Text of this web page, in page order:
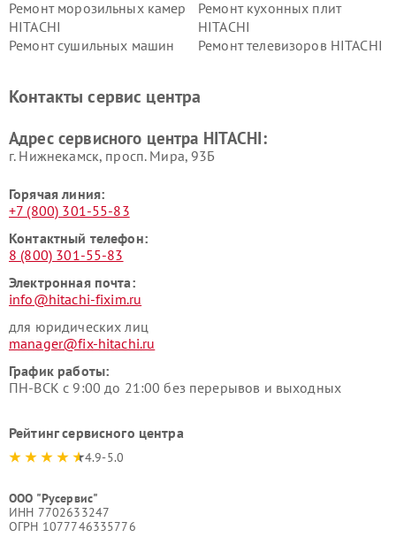
Ремонт морозильных камер
HITACHI
Ремонт кухонных плит
HITACHI
Ремонт сушильных машин
Ремонт телевизоров HITACHI
данных HITACHI
HITACHI
HITACHI
HITACHI
Контакты сервис центра
Адрес сервисного центра HITACHI:
г. Нижнекамск, просп. Мира, 93Б
Горячая линия:
+7 (800) 301-55-83
Контактный телефон:
8 (800) 301-55-83
Электронная почта:
info@hitachi-fixim.ru
для юридических лиц
manager@fix-hitachi.ru
График работы:
ПН-ВСК с 9:00 до 21:00 без перерывов и выходных
Рейтинг сервисного центра
4.9-5.0
ООО "Русервис"
ИНН 7702633247
ОГРН 1077746335776